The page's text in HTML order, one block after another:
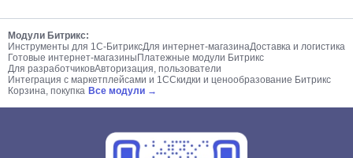
Модули Битрикс:
Инструменты для 1С-БитриксДля интернет-магазинаДоставка и логистика
Готовые интернет-магазины Платежные модули Битрикс
Для разработчиковАвторизация, пользователи
Интеграция с маркетплейсами и 1ССкидки и ценообразование Битрикс
Корзина, покупка Все модули →